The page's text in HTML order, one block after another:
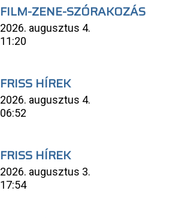
FILM-ZENE-SZÓRAKOZÁS
2026. augusztus 4.
11:20
FRISS HÍREK
2026. augusztus 4.
06:52
FRISS HÍREK
2026. augusztus 3.
17:54